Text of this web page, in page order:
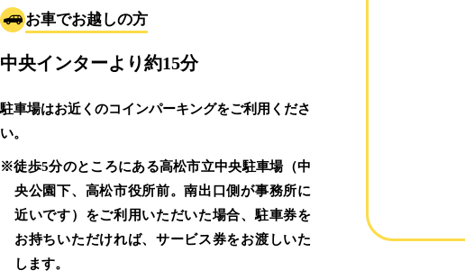
お車でお越しの方
中央インターより約15分
駐車場はお近くのコインパーキングをご利用くださ
い。
※徒歩5分のところにある高松市立中央駐車場（中
央公園下、高松市役所前。南出口側が事務所に
近いです）をご利用いただいた場合、駐車券を
お持ちいただければ、サービス券をお渡しいた
します。